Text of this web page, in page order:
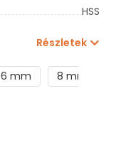
HSS
Részletek
6 mm 8 mm